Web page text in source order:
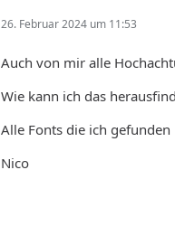
26. Februar 2024 um 11:53
Auch von mir alle
Wie kann ich das
Alle Fonts die ich
Nico